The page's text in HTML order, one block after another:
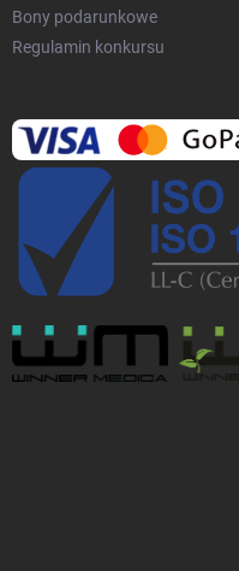
Bony podarunkowe
Regulamin konkursu